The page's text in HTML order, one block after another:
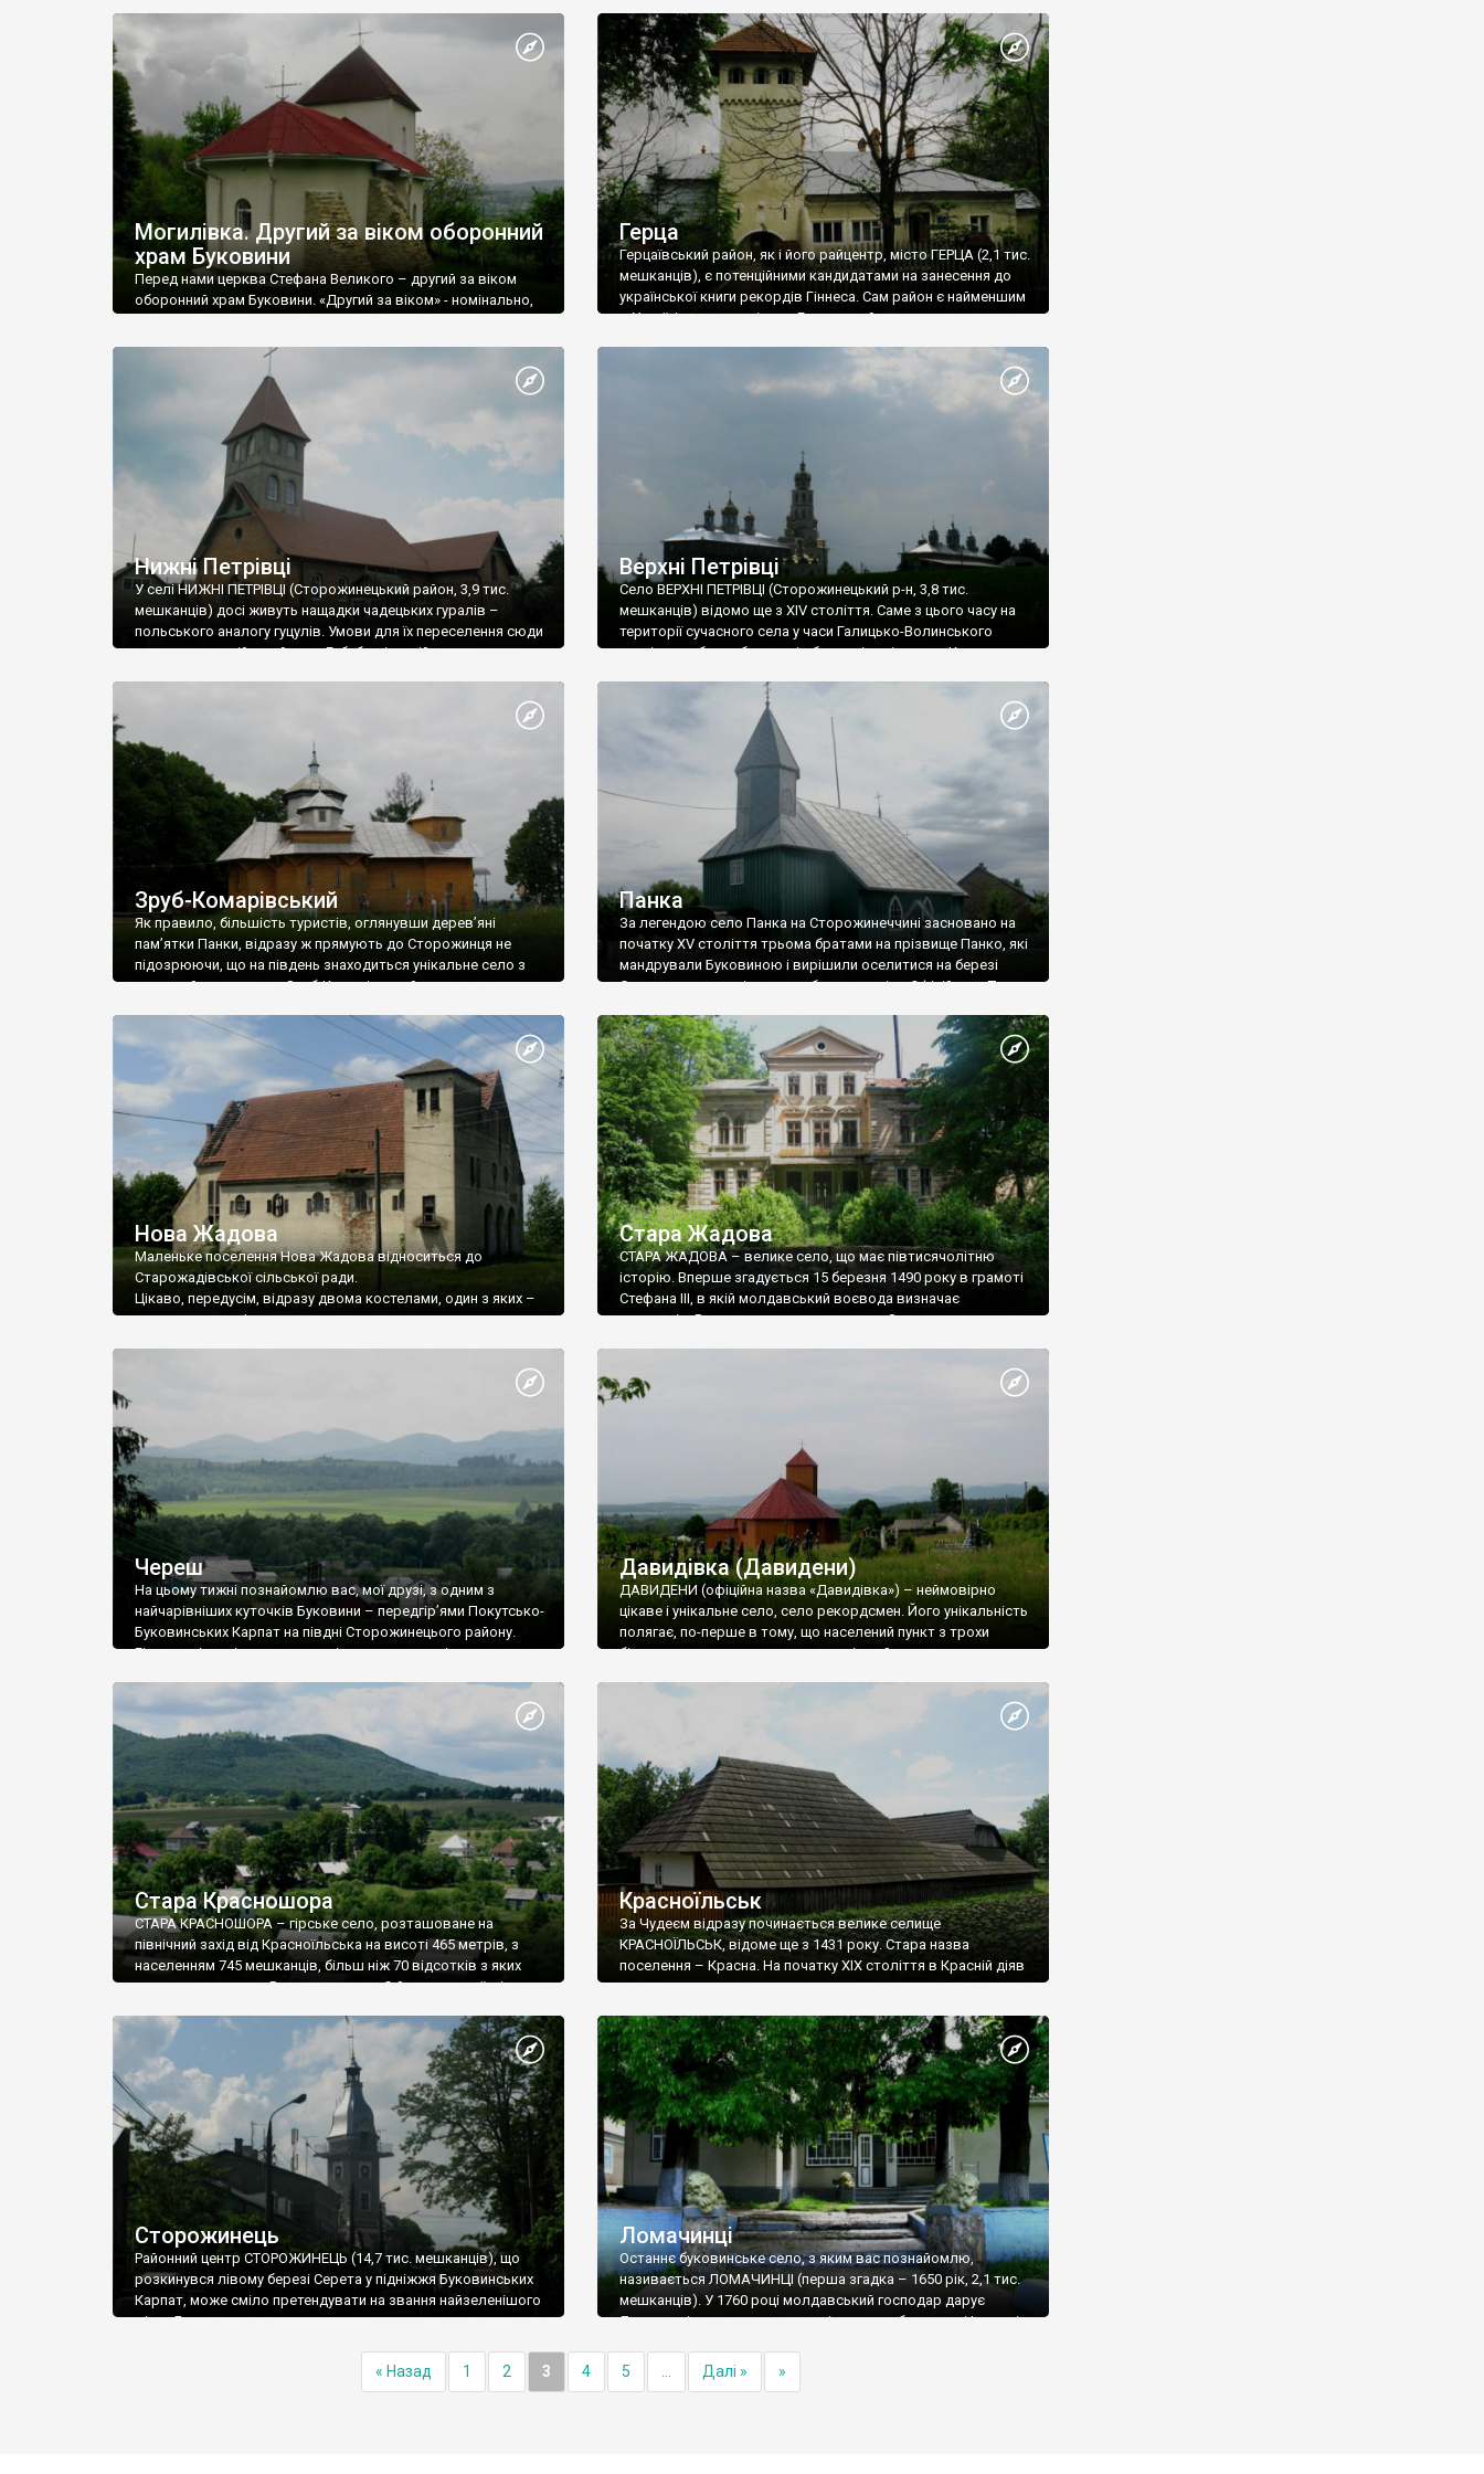
Могилівку, розташовані відразу 6 храмів.
монастирю «Банчень». Монастир, розбудова якого
почалася у 1994 році отцем Михаїлом Жаром, знаходиться в
двох кілометрах від траси на високому пагорбі над Прутом.
Знайти його можна завдяки новій височенній 50-метровій
дзвіниці, яку видно навіть з автомагістралі Житомир –
Чернівці.
Могилівка. Другий за віком оборонний
храм Буковини
Перед нами церква Стефана Великого – другий за віком
оборонний храм Буковини. «Другий за віком» - номінально,
усіх існуючих реєстрах. На такій самій даті наполягають і
мешканці села, які дуже пишаються своїм храмом.
Герца
Герцаївський район, як і його райцентр, місто ГЕРЦА (2,1 тис.
мешканців), є потенційними кандидатами на занесення до
української книги рекордів Гіннеса. Сам район є найменшим
в Україні за територією, а Герца – найменшим за
район і місто знаходяться у Чернівецькій області, що є
найменшою за територією й населенням в Україні. А ще
однією особливістю міста і району є його румуномовність:
Нижні Петрівці
У селі НИЖНІ ПЕТРІВЦІ (Сторожинецький район, 3,9 тис.
мешканців) досі живуть нащадки чадецьких гуралів –
польського аналогу гуцулів. Умови для їх переселення сюди
створив австрійський уряд Габсбургів, якій проводив
костел Преображення Господнього (20-ті роки ХХ століття).
Верхні Петрівці
Село ВЕРХНІ ПЕТРІВЦІ (Сторожинецький р-н, 3,8 тис.
мешканців) відомо ще з XIV століття. Саме з цього часу на
території сучасного села у часи Галицько-Волинського
князівства були збудовані оборонні укріплення. Кажуть, що
Верхні і Нижні Петрівці стали місцем компактного мешкання
одного з польських етносів – чадецьких гуралів.
Зруб-Комарівський
Як правило, більшість туристів, оглянувши дерев’яні
пам’ятки Панки, відразу ж прямують до Сторожинця не
підозрюючи, що на південь знаходиться унікальне село з
незвичайною назвою Зруб-Комарівський.
Панка
За легендою село Панка на Сторожинеччині засновано на
початку XV століття трьома братами на прізвище Панко, які
мандрували Буковиною і вирішили оселитися на березі
Серету на галявині посеред букового лісу. Офіційно ж Панка
господарів. Тоді тут, на березі Серету в урочищі «Паланка»
було збудовано укріплене городище. Пізніше село носило
різні назви: Панкауци, Панчешти, Панковці, а за часи
комуністичної влади село називалось Клинівка.
Нова Жадова
Маленьке поселення Нова Жадова відноситься до
Старожадівської сільської ради.
Цікаво, передусім, відразу двома костелами, один з яких –
справжня казка!
складали німці та поляки. Тоді обидва римо-католицьких
Стара Жадова
СТАРА ЖАДОВА – велике село, що має півтисячолітню
історію. Вперше згадується 15 березня 1490 року в грамоті
Стефана ІІІ, в якій молдавський воєвода визначає
територію Радовецького єпископства. З цього документу
село згадується у 1620 та 1640 роках, як власність феодала
Гояна.
Череш
На цьому тижні познайомлю вас, мої друзі, з одним з
найчарівніших куточків Буковини – передгір’ями Покутсько-
Буковинських Карпат на півдні Сторожинецього району.
Гірська місцевість, чисто повітря, мальовничі села, що на
зеленню гір, заповідні урочища, цілющі мінеральні води,
великі території, на які майже не ступає нога людини,
приваблює сюди нечисленних туристів – любителів
природи. Поки що нечисленних, адже блага цивілізації
почали проникати і сюди.
Давидівка (Давидени)
ДАВИДЕНИ (офіційна назва «Давидівка») – неймовірно
цікаве і унікальне село, село рекордсмен. Його унікальність
полягає, по-перше в тому, що населений пункт з трохи
більше трьома тисячами мешканців займає площу,
друге, тим, що в цьому селі розташовано відразу сім
архітектури. Кажуть, що ще є і восьмий храм – уніатській
костел у лісі на північній околиці села.
Стара Красношора
СТАРА КРАСНОШОРА – гірське село, розташоване на
північний захід від Красноїльська на висоті 465 метрів, з
населенням 745 мешканців, більш ніж 70 відсотків з яких
складають поляки. Решта – румуни. Є й трохи українців.
Красноїльськ
За Чудеєм відразу починається велике селище
КРАСНОЇЛЬСЬК, відоме ще з 1431 року. Стара назва
поселення – Красна. На початку ХІХ століття в Красній діяв
склозавод, що випускав порожнє та листове скло,
розповіді).
Сторожинець
Районний центр СТОРОЖИНЕЦЬ (14,7 тис. мешканців), що
розкинувся лівому березі Серета у підніжжя Буковинських
Карпат, може сміло претендувати на звання найзеленішого
міста Буковини: на одного мешканця тут приходиться
немає старовинних архітектурних пам’яток, проте
наймальовничіший на Буковині дендропарк, австрійська
Ломачинці
Останнє буковинське село, з яким вас познайомлю,
називається ЛОМАЧИНЦІ (перша згадка – 1650 рік, 2,1 тис.
мешканців). У 1760 році молдавський господар дарує
Ломачинці разом з навколишніми селам бояринові Іордані
Першої світової війни. З цією родиною пов’язано декілька
пам’яток, що збереглися до наших днів. У ХІХ столітті
« Назад 1 2 3 4 5 Далі » »